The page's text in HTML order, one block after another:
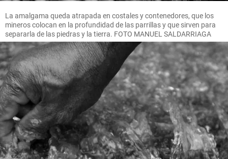
La amalgama queda atrapada en costales y contenedores, que los
mineros colocan en la profundidad de las parrillas y que sirven para
separarla de las piedras y la tierra. FOTO MANUEL SALDARRIAGA